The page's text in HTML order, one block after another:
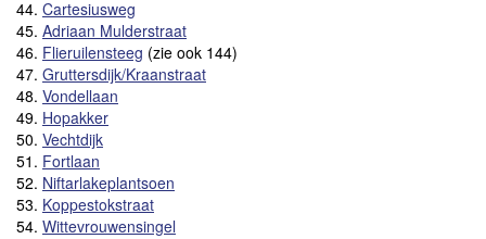
44. Cartesiusweg
45. Adriaan Mulderstraat
46. Flieruilensteeg (zie ook 144)
47. Gruttersdijk/Kraanstraat
48. Vondellaan
49. Hopakker
50. Vechtdijk
51. Fortlaan
52. Niftarlakeplantsoen
53. Koppestokstraat
54. Wittevrouwensingel